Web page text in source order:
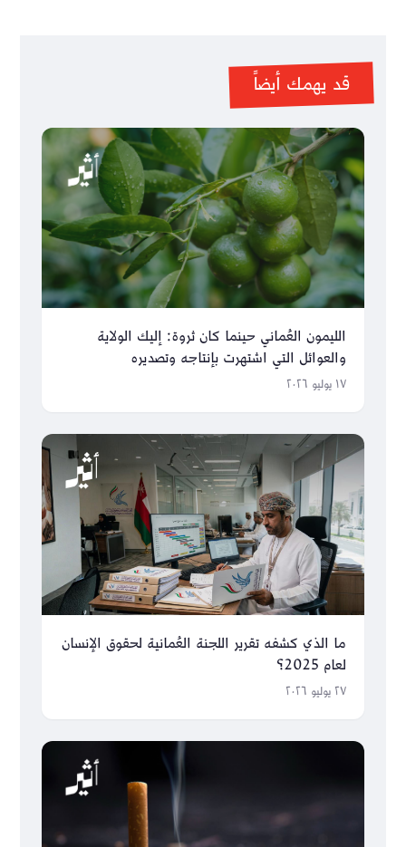
قد يهمك أيضاً
الليمون العُماني حينما كان ثروة: إليك الولاية
والعوائل التي اشتهرت بإنتاجه وتصديره
١٧ يوليو ٢٠٢٦
ما الذي كشفه تقرير اللجنة العُمانية لحقوق الإنسان
لعام 2025؟
٢٧ يوليو ٢٠٢٦